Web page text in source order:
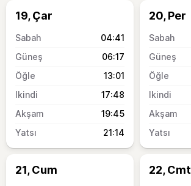
19, Çar
04:41
06:17
13:01
17:48
19:45
21:14
20, Per
21, Cum 22, Cmt